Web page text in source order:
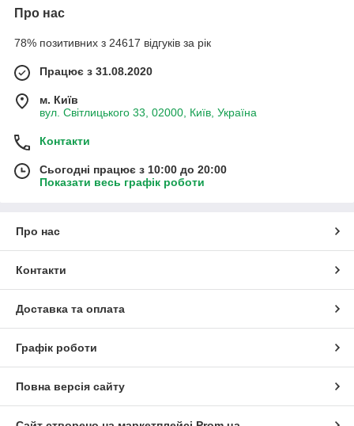
Про нас
78% позитивних з 24617 відгуків за рік
Працює з 31.08.2020
м. Київ
вул. Світлицького 33, 02000, Київ, Україна
Контакти
Сьогодні працює з 10:00 до 20:00
Показати весь графік роботи
Про нас
Контакти
Доставка та оплата
Графік роботи
Повна версія сайту